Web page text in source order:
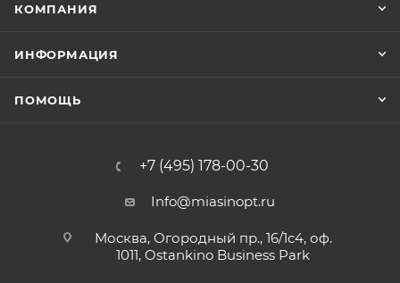
КОМПАНИЯ
ИНФОРМАЦИЯ
ПОМОЩЬ
+7 (495) 178-00-30
Info@miasinopt.ru
Москва, Огородный пр., 16/1с4, оф.
1011, Ostankino Business Park